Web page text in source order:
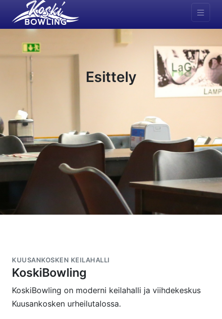
Esittely
KUUSANKOSKEN KEILAHALLI
KoskiBowling
KoskiBowling on moderni keilahalli ja viihdekeskus
Kuusankosken urheilutalossa.